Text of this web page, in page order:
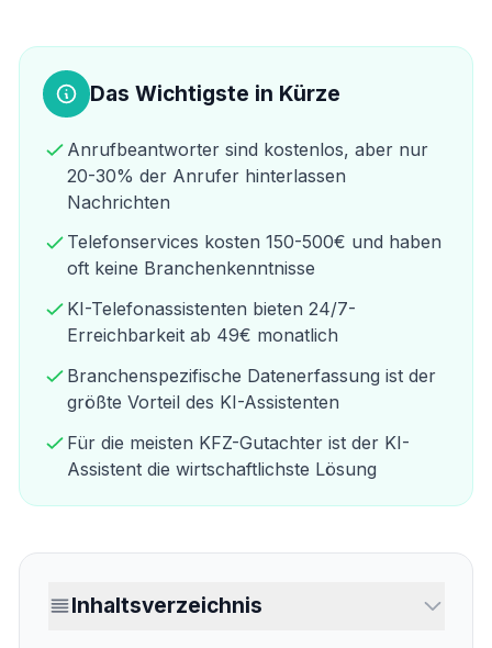
Das Wichtigste in Kürze
Anrufbeantworter sind kostenlos, aber nur
20-30% der Anrufer hinterlassen
Nachrichten
Telefonservices kosten 150-500€ und haben
oft keine Branchenkenntnisse
KI-Telefonassistenten bieten 24/7-
Erreichbarkeit ab 49€ monatlich
Branchenspezifische Datenerfassung ist der
größte Vorteil des KI-Assistenten
Für die meisten KFZ-Gutachter ist der KI-
Assistent die wirtschaftlichste Lösung
Inhaltsverzeichnis